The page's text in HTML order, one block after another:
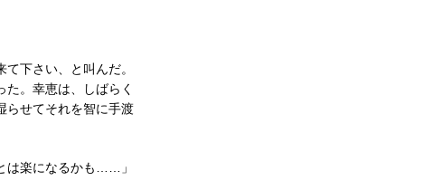
下さい、と叫んだ。
。幸恵は、しばらく
らせてそれを智に手渡
は楽になるかも……」